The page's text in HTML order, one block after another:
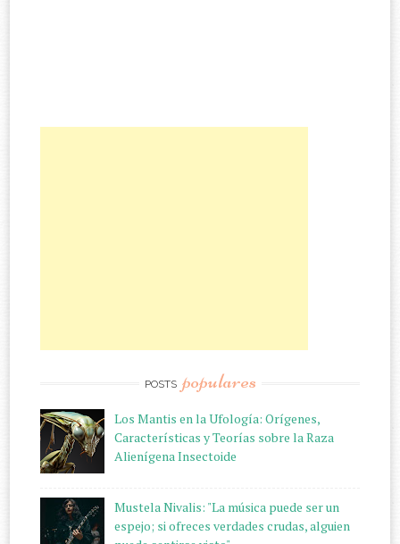
POSTS populares
Los Mantis en la Ufología: Orígenes,
Características y Teorías sobre la Raza
Alienígena Insectoide
Mustela Nivalis: "La música puede ser un
espejo; si ofreces verdades crudas, alguien